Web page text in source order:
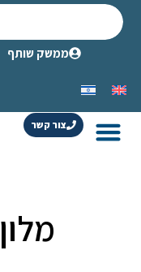
ממשק שותף
צור קשר
מלון 24 אתונה